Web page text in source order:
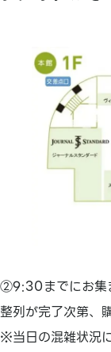
②9:30までにお集
整列が完了次第、
※当日の混雑状況に